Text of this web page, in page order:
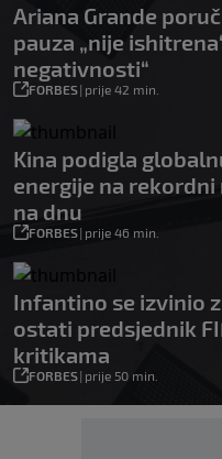
Ariana Grande
pauza „nije
negativnosti“
FORBES| prije 42 min.
Kina podigla
energije na rekordni
na dnu
FORBES| prije 46 min.
Infantino se izvinio
ostati predsjednik
kritikama
FORBES| prije 50 min.